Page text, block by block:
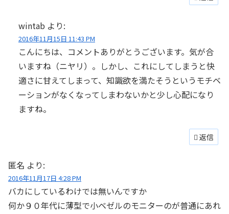
wintab より:
2016年11月15日 11:43 PM
こんにちは、コメントありがとうございます。気が合
いますね（ニヤリ）。しかし、これにしてしまうと快
適さに甘えてしまって、知識欲を満たそうというモチベ
ーションがなくなってしまわないかと少し心配になり
ますね。
返信
匿名 より:
2016年11月17日 4:28 PM
バカにしているわけでは無いんですか
何か９０年代に薄型で小ベゼルのモニターのが普通にあれ